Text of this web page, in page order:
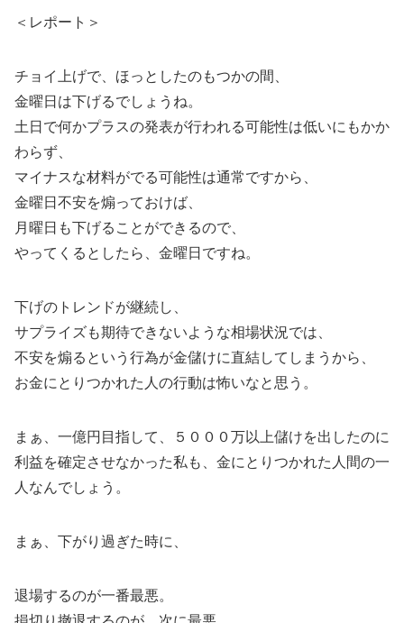
＜レポート＞
チョイ上げで、ほっとしたのもつかの間、
金曜日は下げるでしょうね。
土日で何かプラスの発表が行われる可能性は低いにもかか
わらず、
マイナスな材料がでる可能性は通常ですから、
金曜日不安を煽っておけば、
月曜日も下げることができるので、
やってくるとしたら、金曜日ですね。
下げのトレンドが継続し、
サプライズも期待できないような相場状況では、
不安を煽るという行為が金儲けに直結してしまうから、
お金にとりつかれた人の行動は怖いなと思う。
まぁ、一億円目指して、５０００万以上儲けを出したのに
利益を確定させなかった私も、金にとりつかれた人間の一
人なんでしょう。
まぁ、下がり過ぎた時に、
退場するのが一番最悪。